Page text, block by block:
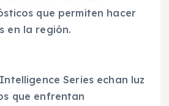
que permiten hacer
en la región.
Series echan luz
que enfrentan